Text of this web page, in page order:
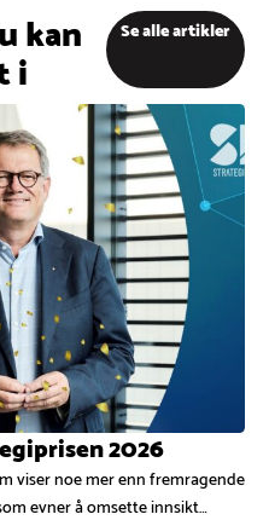
kan
i
Se alle artikler
2026
viser noe mer enn fremragende
evner å omsette innsikt…